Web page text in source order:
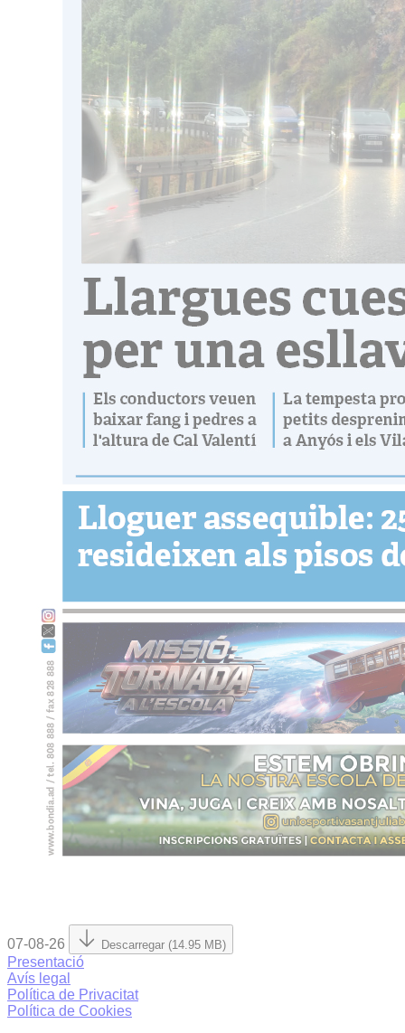
07-08-26 Descarregar (14.95 MB)
Presentació
Avís legal
Política de Privacitat
Política de Cookies